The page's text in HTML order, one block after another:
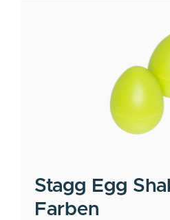
Stagg Egg
Farben